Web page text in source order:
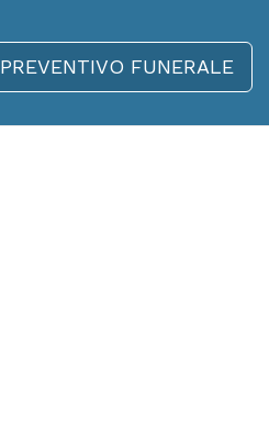
PREVENTIVO FUNERALE